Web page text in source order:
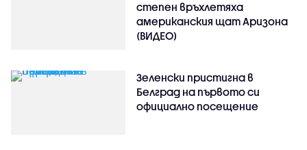
степен връхлетяха
американския щат Аризона
(ВИДЕО)
Зеленски пристигна в
Белград на първото си
официално посещение